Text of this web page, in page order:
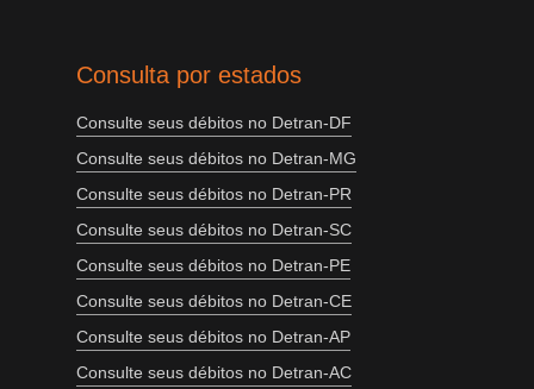
Consulta por estados
Consulte seus débitos no Detran-DF
Consulte seus débitos no Detran-MG
Consulte seus débitos no Detran-PR
Consulte seus débitos no Detran-SC
Consulte seus débitos no Detran-PE
Consulte seus débitos no Detran-CE
Consulte seus débitos no Detran-AP
Consulte seus débitos no Detran-AC